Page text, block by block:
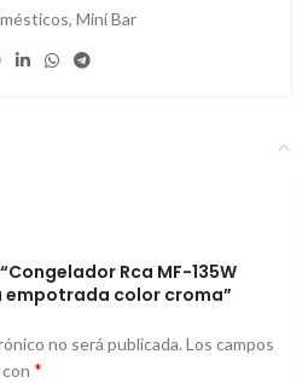
, Mini Bar
Rca MF-135W
empotrada color croma”
no será publicada. Los campos
*